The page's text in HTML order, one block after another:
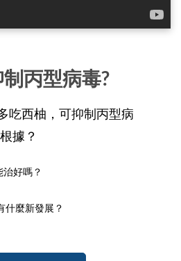
丙型病毒?
吃西柚，可抑制丙型病
據？
好嗎？
什麼新發展？